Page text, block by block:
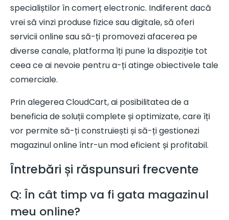
specialiștilor în comerț electronic. Indiferent dacă
vrei să vinzi produse fizice sau digitale, să oferi
servicii online sau să-ți promovezi afacerea pe
diverse canale, platforma îți pune la dispoziție tot
ceea ce ai nevoie pentru a-ți atinge obiectivele tale
comerciale.
Prin alegerea CloudCart, ai posibilitatea de a
beneficia de soluții complete și optimizate, care îți
vor permite să-ți construiești și să-ți gestionezi
magazinul online într-un mod eficient și profitabil.
Întrebări și răspunsuri frecvente
Q: În cât timp va fi gata magazinul
meu online?